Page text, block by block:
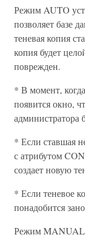
Режим AUTO
позволяет базе
теневая копия
копия будет
поврежден.
* В момент,
появится окно,
администратора
* Если ставшая
с атрибутом
создает новую
* Если теневое
понадобится
Режим MANUAL